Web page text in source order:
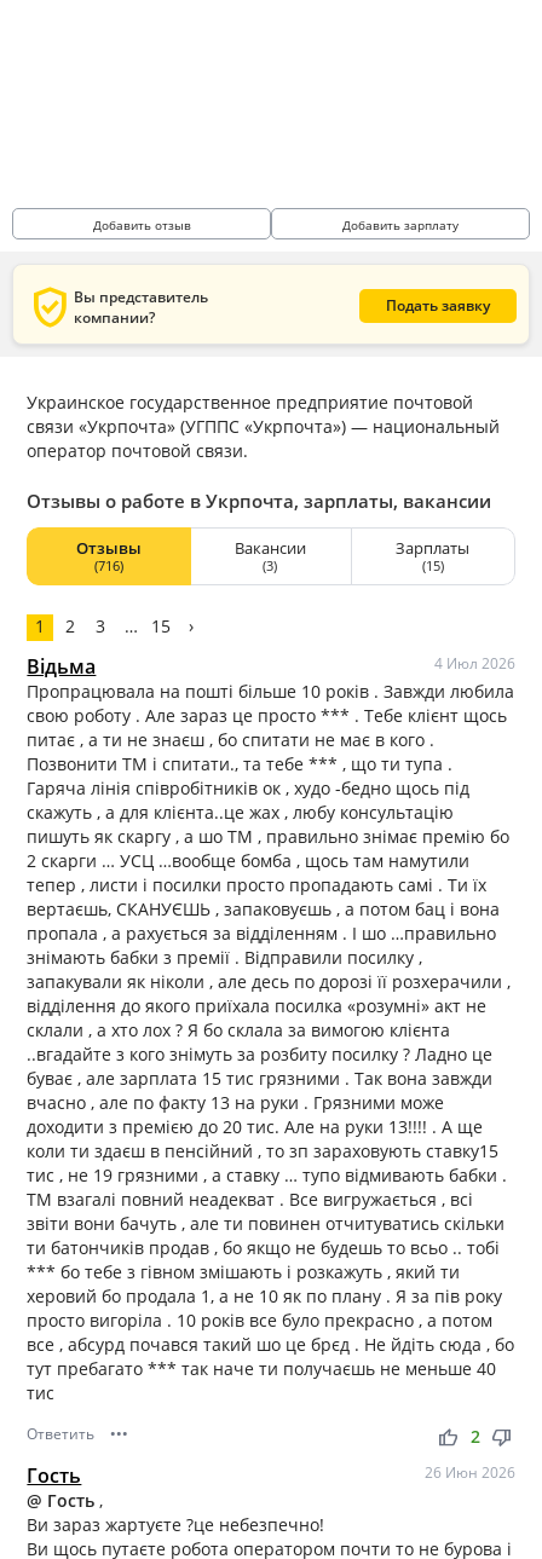
Добавить отзыв Добавить зарплату
verified_user Вы представитель
компании?
Подать заявку
Украинское государственное предприятие почтовой
связи «Укрпочта» (УГППС «Укрпочта») — национальный
оператор почтовой связи.
Отзывы о работе в Укрпочта, зарплаты, вакансии
Отзывы
(716)
Вакансии
(3)
Зарплаты
(15)
1 2 3 … 15 ›
Відьма 4 Июл 2026
Пропрацювала на пошті більше 10 років . Завжди любила
свою роботу . Але зараз це просто *** . Тебе клієнт щось
питає , а ти не знаєш , бо спитати не має в кого .
Позвонити ТМ і спитати., та тебе *** , що ти тупа .
Гаряча лінія співробітників ок , худо -бедно щось під
скажуть , а для клієнта..це жах , любу консультацію
пишуть як скаргу , а шо ТМ , правильно знімає премію бо
2 скарги … УСЦ …вообще бомба , щось там намутили
тепер , листи і посилки просто пропадають самі . Ти їх
вертаєшь, СКАНУЄШЬ , запаковуєшь , а потом бац і вона
пропала , а рахується за відділенням . І шо …правильно
знімають бабки з премії . Відправили посилку ,
запакували як ніколи , але десь по дорозі її розхерачили ,
відділення до якого приїхала посилка «розумні» акт не
склали , а хто лох ? Я бо склала за вимогою клієнта
..вгадайте з кого знімуть за розбиту посилку ? Ладно це
буває , але зарплата 15 тис грязними . Так вона завжди
вчасно , але по факту 13 на руки . Грязними може
доходити з премією до 20 тис. Але на руки 13!!!! . А ще
коли ти здаєш в пенсійний , то зп зараховують ставку15
тис , не 19 грязними , а ставку … тупо відмивають бабки .
ТМ взагалі повний неадекват . Все вигружається , всі
звіти вони бачуть , але ти повинен отчитуватись скільки
ти батончиків продав , бо якщо не будешь то всьо .. тобі
*** бо тебе з гівном змішають і розкажуть , який ти
херовий бо продала 1, а не 10 як по плану . Я за пів року
просто вигоріла . 10 років все було прекрасно , а потом
все , абсурд почався такий шо це брєд . Не йдіть сюда , бо
тут пребагато *** так наче ти получаєшь не меньше 40
тис
Ответить ••• thumb_up thumb_down
2
Гость 26 Июн 2026
@ Гость,
Ви зараз жартуєте ?це небезпечно!
Ви щось путаєте робота оператором почти то не бурова і